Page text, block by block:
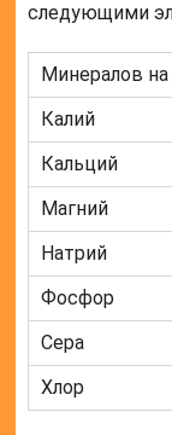
следующими
Минералов
Калий
Кальций
Магний
Натрий
Фосфор
Сера
Хлор